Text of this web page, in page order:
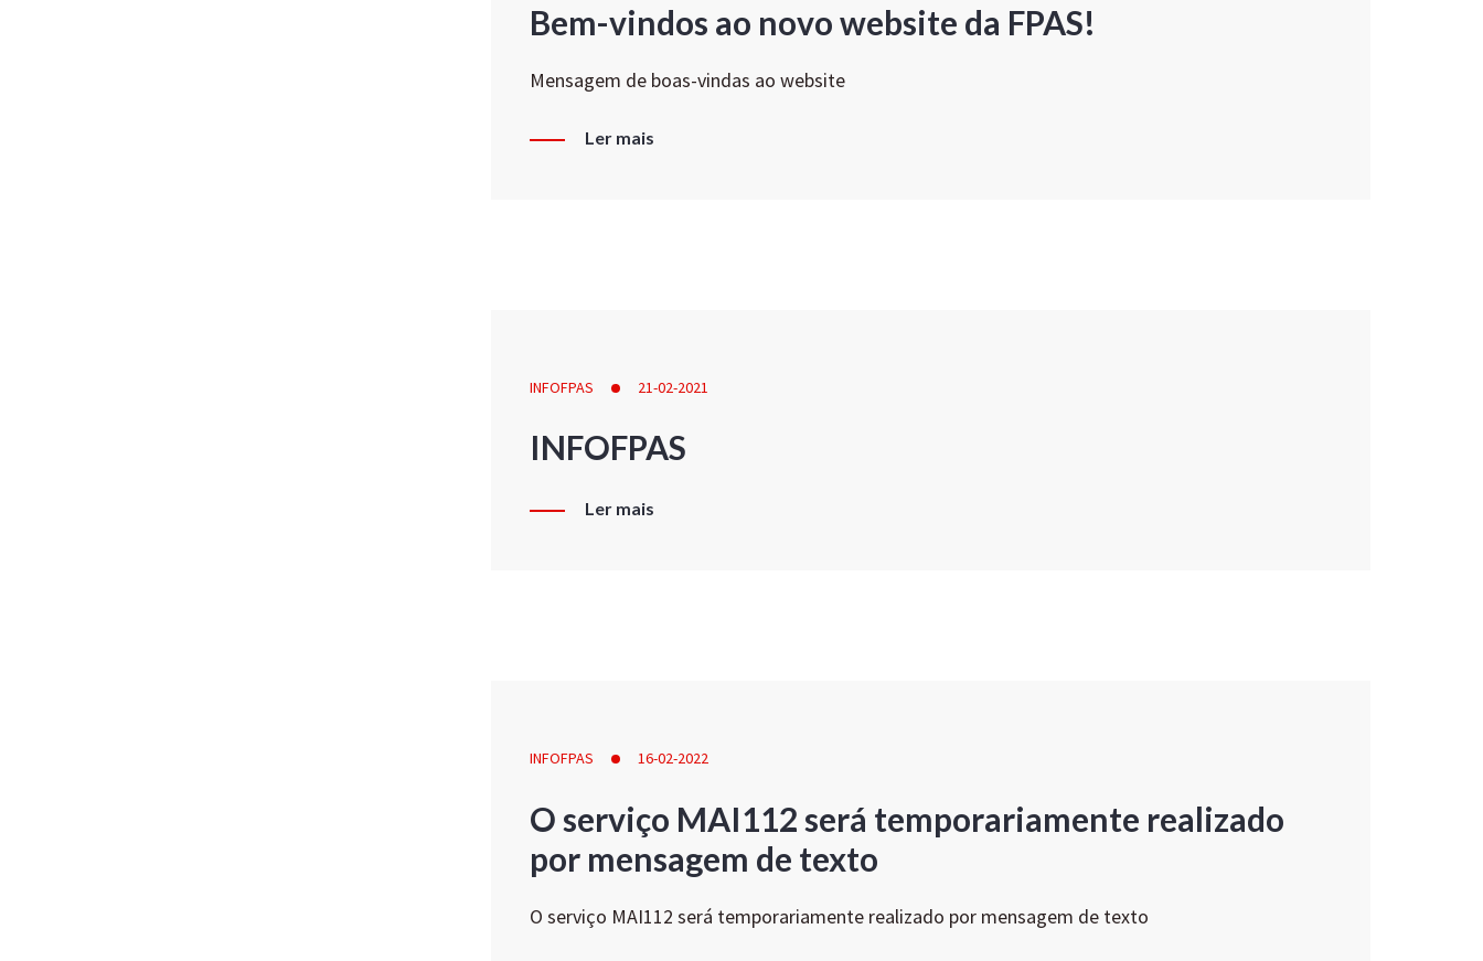
Bem-vindos ao novo website da FPAS!
Mensagem de boas-vindas ao website
Ler mais
INFOFPAS 21-02-2021
INFOFPAS
Ler mais
INFOFPAS 16-02-2022
O serviço MAI112 será temporariamente realizado
por mensagem de texto
O serviço MAI112 será temporariamente realizado por mensagem de texto